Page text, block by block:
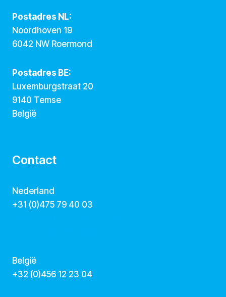
Postadres NL:
Noordhoven 19
6042 NW Roermond
Postadres BE:
Luxemburgstraat 20
9140 Temse
België
Contact
Nederland
+31 (0)475 79 40 03
België
‭+32 (0)456 12 23 04‬